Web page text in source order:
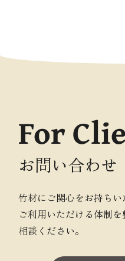
For
お問い合わせ
竹材にご関心をお持ち
ご利用いただける体制
相談ください。